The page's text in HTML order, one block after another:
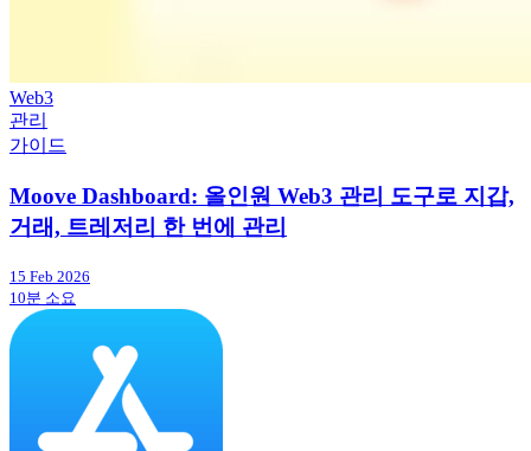
Web3
관리
가이드
Moove Dashboard: 올인원 Web3 관리 도구로 지갑,
거래, 트레저리 한 번에 관리
15 Feb 2026
10분 소요